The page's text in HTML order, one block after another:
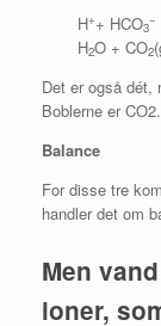
H++ HCO3
−
H2O + CO2
Det er også dét,
Boblerne er CO2.
Balance
For disse tre
handler det om
Men
ioner,